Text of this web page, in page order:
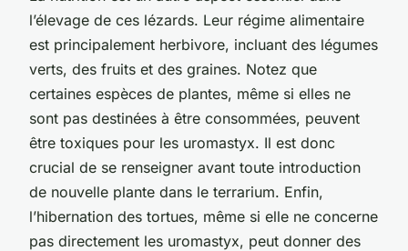
l’élevage de ces lézards. Leur régime alimentaire
est principalement herbivore, incluant des légumes
verts, des fruits et des graines. Notez que
certaines espèces de plantes, même si elles ne
sont pas destinées à être consommées, peuvent
être toxiques pour les uromastyx. Il est donc
crucial de se renseigner avant toute introduction
de nouvelle plante dans le terrarium. Enfin,
l’hibernation des tortues, même si elle ne concerne
pas directement les uromastyx, peut donner des